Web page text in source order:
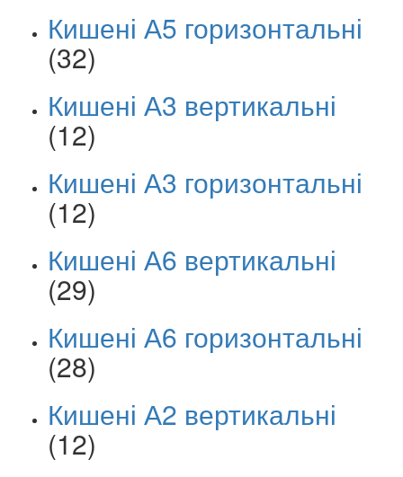
Кишені А5 горизонтальні
(32)
Кишені А3 вертикальні
(12)
Кишені А3 горизонтальні
(12)
Кишені А6 вертикальні
(29)
Кишені А6 горизонтальні
(28)
Кишені А2 вертикальні
(12)